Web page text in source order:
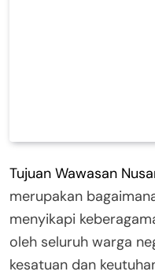
Tujuan Wawasan
merupakan
menyikapi
oleh seluruh warga
kesatuan dan